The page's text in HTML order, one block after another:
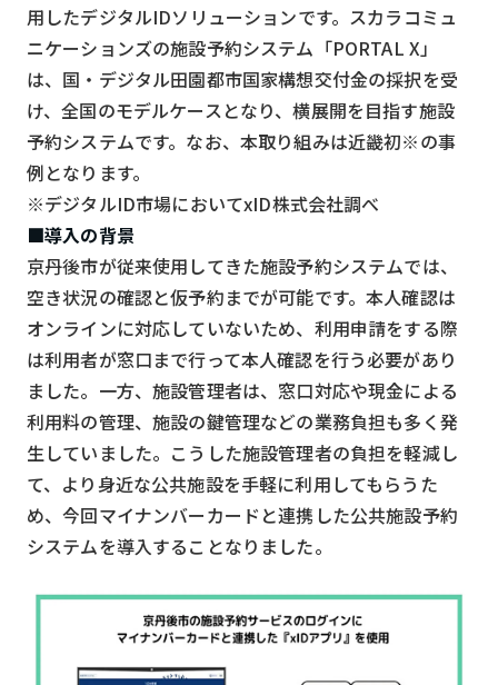
IoT
DX
ニュース
デジタルサイネージ
カメラ
Wi-Fi
SaaS
AI
おすすめ
SIM
スマホ
リセット
検索する
用したデジタルIDソリューションです。スカラコミュ
ニケーションズの施設予約システム「PORTAL X」
は、国・デジタル田園都市国家構想交付金の採択を受
け、全国のモデルケースとなり、横展開を目指す施設
予約システムです。なお、本取り組みは近畿初※の事
例となります。
※デジタルID市場においてxID株式会社調べ
■導入の背景
京丹後市が従来使用してきた施設予約システムでは、
空き状況の確認と仮予約までが可能です。本人確認は
オンラインに対応していないため、利用申請をする際
は利用者が窓口まで行って本人確認を行う必要があり
ました。一方、施設管理者は、窓口対応や現金による
利用料の管理、施設の鍵管理などの業務負担も多く発
生していました。こうした施設管理者の負担を軽減し
て、より身近な公共施設を手軽に利用してもらうた
め、今回マイナンバーカードと連携した公共施設予約
システムを導入することなりました。